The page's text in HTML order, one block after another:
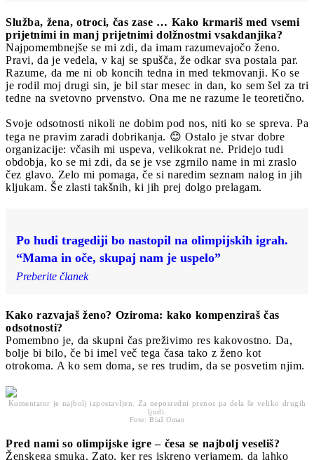
Služba, žena, otroci, čas zase … Kako krmariš med vsemi
prijetnimi in manj prijetnimi dolžnostmi vsakdanjika?
Najpomembnejše se mi zdi, da imam razumevajočo ženo.
Pravi, da je vedela, v kaj se spušča, že odkar sva postala par.
Razume, da me ni ob koncih tedna in med tekmovanji. Ko se
je rodil moj drugi sin, je bil star mesec in dan, ko sem šel za tri
tedne na svetovno prvenstvo. Ona me ne razume le teoretično.
Svoje odsotnosti nikoli ne dobim pod nos, niti ko se spreva. Pa
tega ne pravim zaradi dobrikanja. 😊 Ostalo je stvar dobre
organizacije: včasih mi uspeva, velikokrat ne. Pridejo tudi
obdobja, ko se mi zdi, da se je vse zgrnilo name in mi zraslo
čez glavo. Zelo mi pomaga, če si naredim seznam nalog in jih
kljukam. Še zlasti takšnih, ki jih prej dolgo prelagam.
Po hudi tragediji bo nastopil na olimpijskih igrah.
“Mama in oče, skupaj nam je uspelo”
Preberite članek
Kako razvajaš ženo? Oziroma: kako kompenziraš čas
odsotnosti?
Pomembno je, da skupni čas preživimo res kakovostno. Da,
bolje bi bilo, če bi imel več tega časa tako z ženo kot
otrokoma. A ko sem doma, se res trudim, da se posvetim njim.
Komentator je najbolj izpostavljen. Za neposredni prenos pa dela še veliko drugih
ljudi.
Foto: Blaž Oman
Pred nami so olimpijske igre – česa se najbolj veseliš?
Ženskega smuka. Zato, ker res iskreno verjamem, da lahko